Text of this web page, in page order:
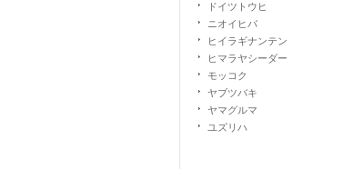
ドイツトウヒ
ニオイヒバ
ヒイラギナンテン
ヒマラヤシーダー
モッコク
ヤブツバキ
ヤマグルマ
ユズリハ